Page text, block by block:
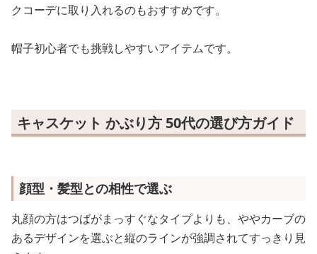
クコーデに取り入れるのもおすすめです。
帽子初心者でも挑戦しやすいアイテムです。
キャスケット かぶり方 50代の選び方ガイド
顔型・髪型との相性で選ぶ
丸顔の方はつばがまっすぐなタイプよりも、ややカーブの
あるデザインを選ぶと縦のラインが強調されてすっきり見